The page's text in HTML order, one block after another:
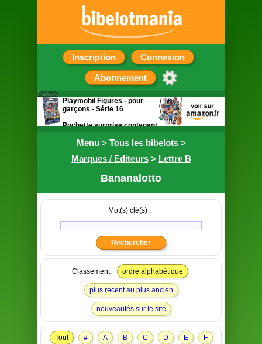
Inscription Connexion
Abonnement
Menu> Tous les bibelots>
Marques / Editeurs> Lettre B
Bananalotto
Mot(s) clé(s) :
Classement: ordre alphabétique
plus récent au plus ancien
nouveautés sur le site
Tout # A B C D E F
Publicité
Playmobil Figures - pour
garçons - Série 16
Pochette surprise contenant